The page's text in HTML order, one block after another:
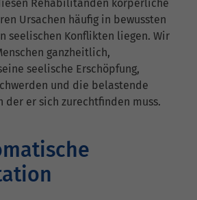
Rehabilitanden körperliche
Ursachen häufig in bewussten
seelischen Konflikten liegen. Wir
ganzheitlich,
seelische Erschöpfung,
und die belastende
der er sich zurechtfinden muss.